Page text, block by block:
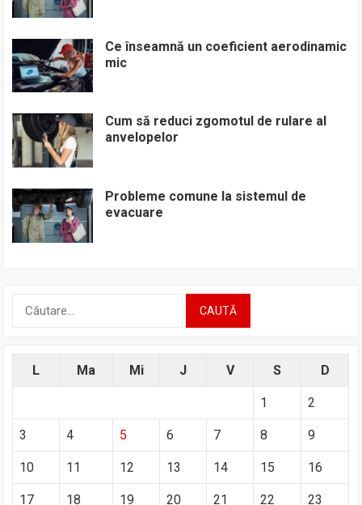
Ce înseamnă un coeficient aerodinamic
mic
Cum să reduci zgomotul de rulare al
anvelopelor
Probleme comune la sistemul de
evacuare
L Ma Mi J V S D
1 2
3 4 5 6 7 8 9
10 11 12 13 14 15 16
17 18 19 20 21 22 23